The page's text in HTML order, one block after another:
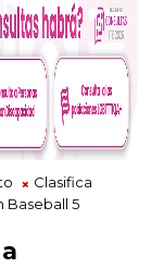
Clasifica
Baseball 5